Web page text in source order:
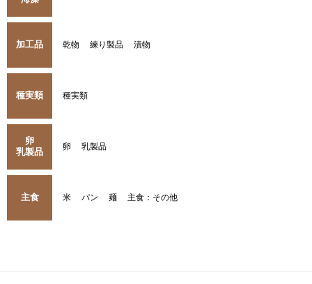
加工品 乾物 練り製品 漬物
種実類 種実類
卵
乳製品
卵 乳製品
主食 米 パン 麺 主食：その他